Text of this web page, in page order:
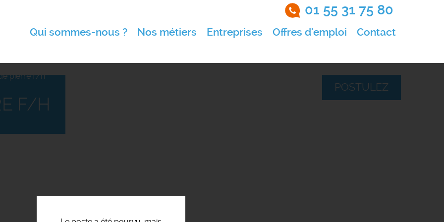
01 55 31 75 80
Qui sommes-nous ? Nos métiers Entreprises Offres d'emploi Contact
pierre f/h
POSTULEZ
F/H